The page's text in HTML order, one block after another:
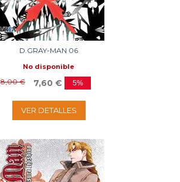
D.GRAY-MAN 06
No disponible
8,00 € 7,60 € 5%
VER DETALLES